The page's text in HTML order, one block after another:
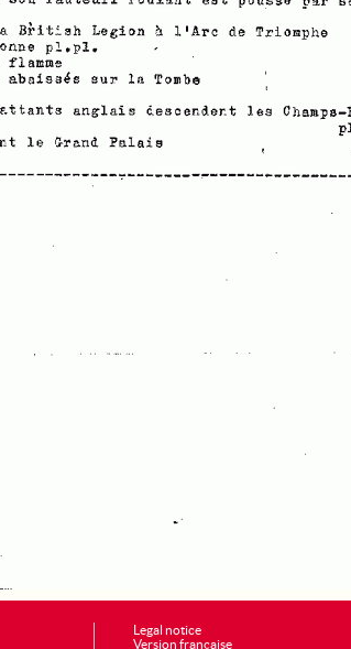
Legal notice
Version française